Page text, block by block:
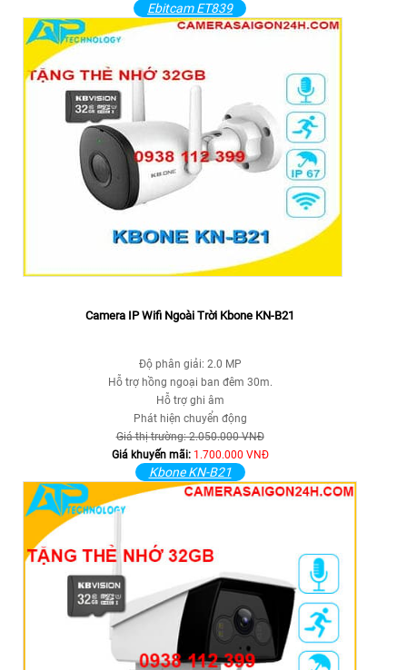
Ebitcam ET839
Camera IP Wifi Ngoài Trời Kbone KN-B21
Độ phân giải: 2.0 MP
Hỗ trợ hồng ngoại ban đêm 30m.
Hỗ trợ ghi âm
Phát hiện chuyển động
Giá thị trường: 2.050.000 VNĐ
Giá khuyến mãi: 1.700.000 VNĐ
Kbone KN-B21